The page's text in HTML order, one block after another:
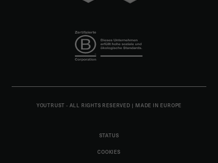
YOUTRUST - ALL RIGHTS RESERVED | MADE IN EUROPE
STATUS
COOKIES